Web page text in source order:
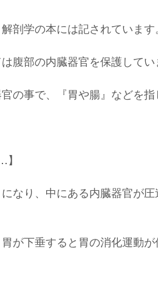
剖学の本には記されています
腹部の内臓器官を保護してい
の事で、『胃や腸』などを指
】
なり、中にある内臓器官が圧
が下垂すると胃の消化運動が